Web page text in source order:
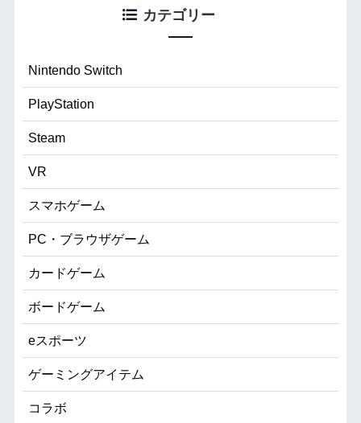
カテゴリー
Nintendo Switch
PlayStation
Steam
VR
スマホゲーム
PC・ブラウザゲーム
カードゲーム
ボードゲーム
eスポーツ
ゲーミングアイテム
コラボ